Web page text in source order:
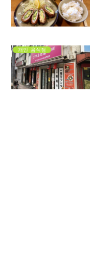
개인 음식점